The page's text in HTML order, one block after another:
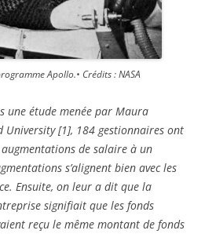
Apollo.• Crédits : NASA
une étude menée par Maura
University [1], 184 gestionnaires ont
de salaire à un
s’alignent bien avec les
Ensuite, on leur a dit que la
signifiait que les fonds
reçu le même montant de fonds